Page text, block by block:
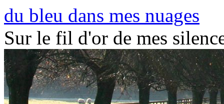
du bleu dans mes nuages
Sur le fil d'or de mes